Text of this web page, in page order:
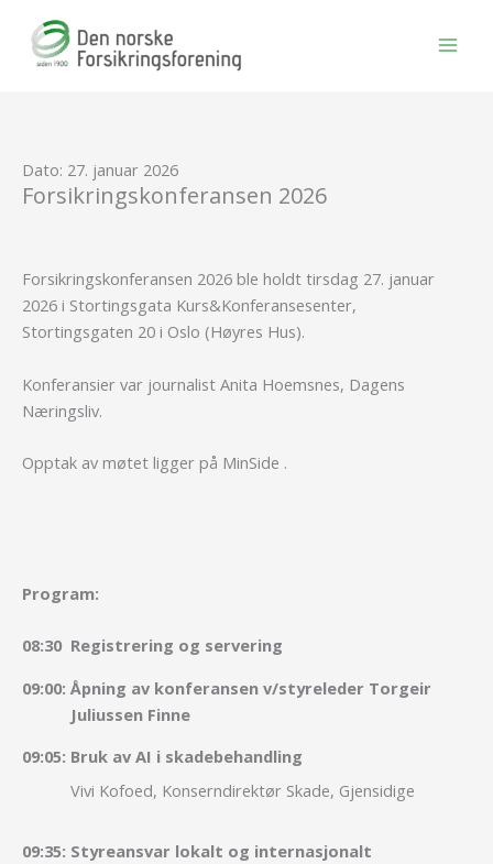
Dato: 27. januar 2026
Forsikringskonferansen 2026
Forsikringskonferansen 2026 ble holdt tirsdag 27. januar
2026 i Stortingsgata Kurs&Konferansesenter,
Stortingsgaten 20 i Oslo (Høyres Hus).
Konferansier var journalist Anita Hoemsnes, Dagens
Næringsliv.
Opptak av møtet ligger på MinSide .
Program:
08:30 Registrering og servering
09:00: Åpning av konferansen v/styreleder Torgeir
Juliussen Finne
09:05: Bruk av AI i skadebehandling
Vivi Kofoed, Konserndirektør Skade, Gjensidige
09:35: Styreansvar lokalt og internasjonalt